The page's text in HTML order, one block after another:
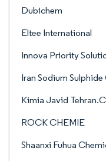
Dubichem
Eltee International
Innova Priority
Iran Sodium
Kimia Javid
ROCK CHEMIE
Shaanxi Fuhua